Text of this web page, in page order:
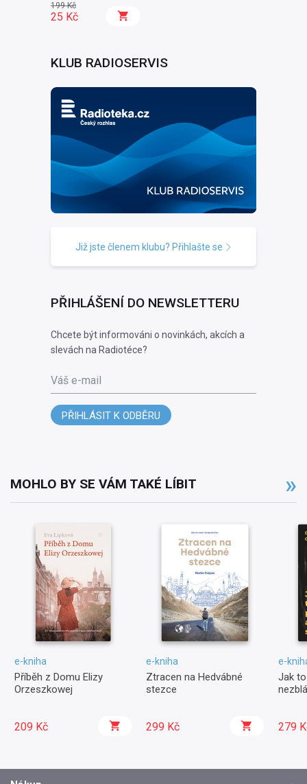
Na frontě
199 Kč
25 Kč
KLUB RADIOSERVIS
Již jste členem klubu? Přihlašte se
PŘIHLÁŠENÍ DO NEWSLETTERU
Chcete být informováni o novinkách, akcích a
slevách na Radiotéce?
Váš e-mail
PŘIHLÁSIT K ODBĚRU
MOHLO BY SE VÁM TAKÉ LÍBIT
e-kniha
Příběh z Domu Elizy
Orzeszkowej
209 Kč
e-kniha
Ztracen na Hedvábné
stezce
299 Kč
e-
Jak
279